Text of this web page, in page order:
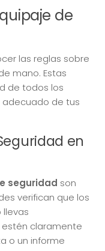
de
las reglas sobre
mano. Estas
de todos los
de tus
en
seguridad son
verifican que los
llevas
claramente
o un informe